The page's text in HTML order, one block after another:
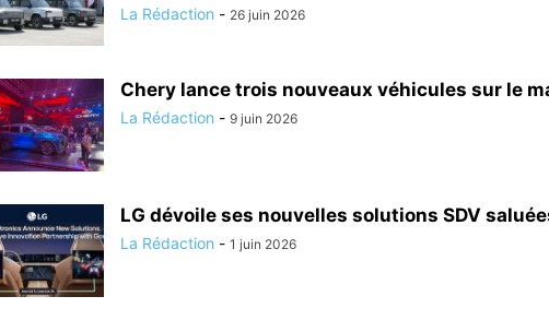
La Rédaction - 26 juin 2026
Chery lance trois nouveaux véhicules sur le
La Rédaction - 9 juin 2026
LG dévoile ses nouvelles solutions SDV
La Rédaction - 1 juin 2026